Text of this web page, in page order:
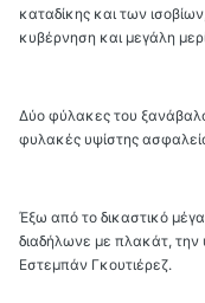
καταδίκης και των
κυβέρνηση και μεγάλη
Δύο φύλακες του
φυλακές υψίστης
Έξω από το δικαστικό
διαδήλωνε με πλακάτ, την
Εστεμπάν Γκουτιέρεζ.